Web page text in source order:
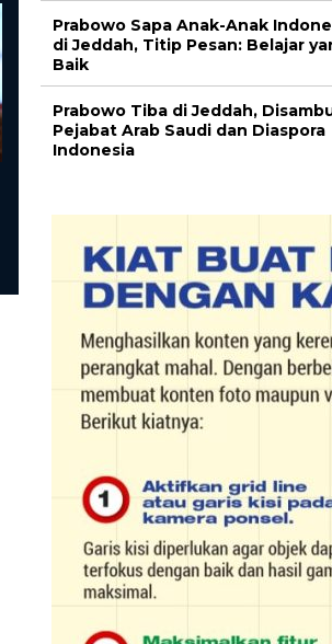
Viral Terkait Suaminya
Prabowo Sapa Anak-Anak
di Jeddah, Titip Pesan: Belajar
Baik
Prabowo Tiba di Jeddah,
Pejabat Arab Saudi dan Diaspora
Indonesia